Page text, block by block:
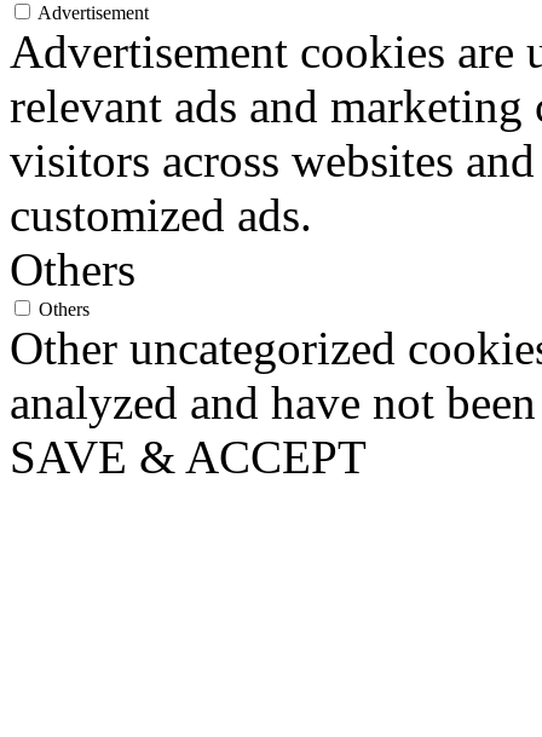
Advertisement
Advertisement cookies
relevant ads and marketing
visitors across websites
customized ads.
Others
Others
Other uncategorized
analyzed and have not
SAVE & ACCEPT